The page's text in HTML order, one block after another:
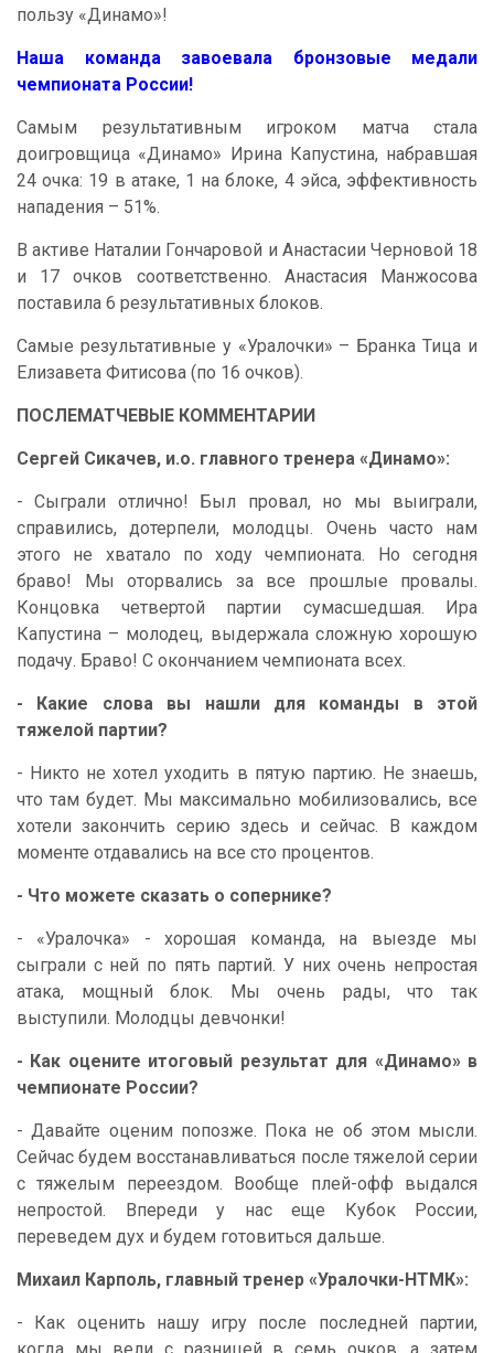
пользу «Динамо»!
Наша команда завоевала бронзовые медали
чемпионата России!
Самым результативным игроком матча стала
доигровщица «Динамо» Ирина Капустина, набравшая
24 очка: 19 в атаке, 1 на блоке, 4 эйса, эффективность
нападения – 51%.
В активе Наталии Гончаровой и Анастасии Черновой 18
и 17 очков соответственно. Анастасия Манжосова
поставила 6 результативных блоков.
Самые результативные у «Уралочки» – Бранка Тица и
Елизавета Фитисова (по 16 очков).
ПОСЛЕМАТЧЕВЫЕ КОММЕНТАРИИ
Сергей Сикачев, и.о. главного тренера «Динамо»:
- Сыграли отлично! Был провал, но мы выиграли,
справились, дотерпели, молодцы. Очень часто нам
этого не хватало по ходу чемпионата. Но сегодня
браво! Мы оторвались за все прошлые провалы.
Концовка четвертой партии сумасшедшая. Ира
Капустина – молодец, выдержала сложную хорошую
подачу. Браво! С окончанием чемпионата всех.
- Какие слова вы нашли для команды в этой
тяжелой партии?
- Никто не хотел уходить в пятую партию. Не знаешь,
что там будет. Мы максимально мобилизовались, все
хотели закончить серию здесь и сейчас. В каждом
моменте отдавались на все сто процентов.
- Что можете сказать о сопернике?
- «Уралочка» - хорошая команда, на выезде мы
сыграли с ней по пять партий. У них очень непростая
атака, мощный блок. Мы очень рады, что так
выступили. Молодцы девчонки!
- Как оцените итоговый результат для «Динамо» в
чемпионате России?
- Давайте оценим попозже. Пока не об этом мысли.
Сейчас будем восстанавливаться после тяжелой серии
с тяжелым переездом. Вообще плей-офф выдался
непростой. Впереди у нас еще Кубок России,
переведем дух и будем готовиться дальше.
Михаил Карполь, главный тренер «Уралочки-НТМК»:
- Как оценить нашу игру после последней партии,